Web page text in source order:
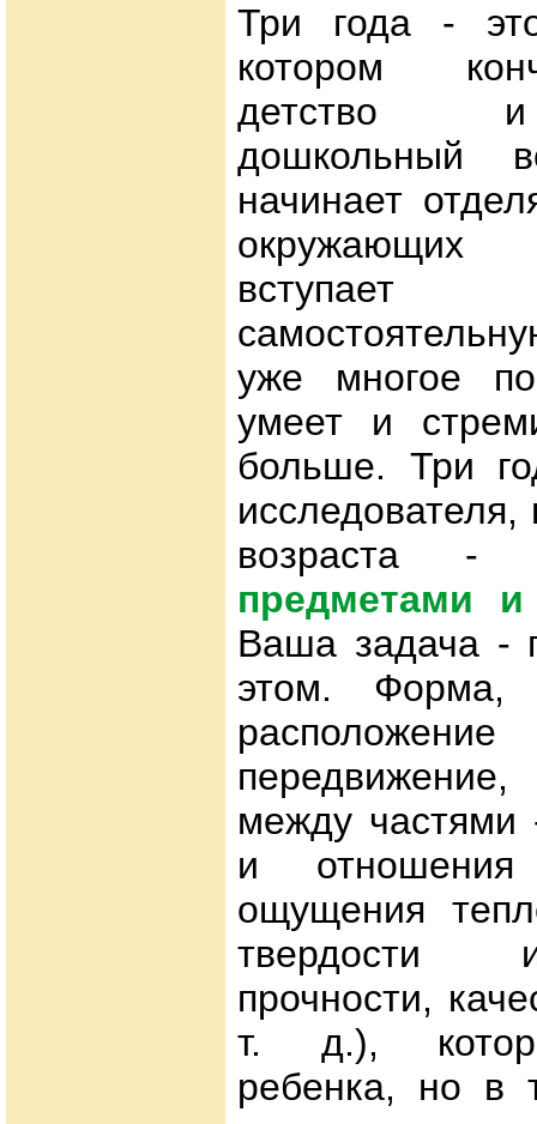
Три года -
котором
детство и
дошкольный
начинает
уже многое
умеет и
больше. Три
исследователя,
возраста
предметами
Ваша задача -
этом. Форма,
расположение
между частями
и
ощущения
твердости
прочности,
т. д.),
ребенка, но в